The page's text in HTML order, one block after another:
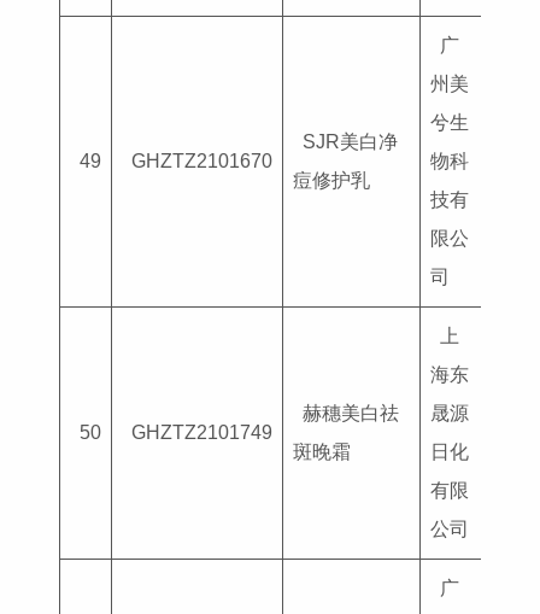
49 GHZTZ2101670
SJR美白净
痘修护乳
广
州美
兮生
物科
技有
限公
司
50 GHZTZ2101749
赫穗美白祛
斑晚霜
上
海东
晟源
日化
有限
公司
广